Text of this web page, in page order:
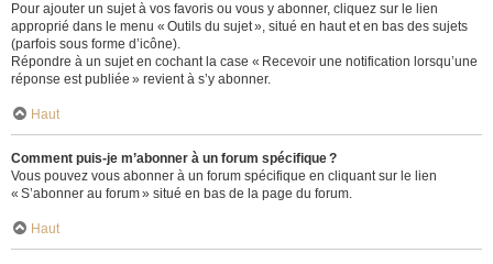
Pour ajouter un sujet à vos favoris ou vous y abonner, cliquez sur le lien
approprié dans le menu « Outils du sujet », situé en haut et en bas des sujets
(parfois sous forme d’icône).
Répondre à un sujet en cochant la case « Recevoir une notification lorsqu’une
réponse est publiée » revient à s’y abonner.
Haut
Comment puis-je m’abonner à un forum spécifique ?
Vous pouvez vous abonner à un forum spécifique en cliquant sur le lien
« S’abonner au forum » situé en bas de la page du forum.
Haut